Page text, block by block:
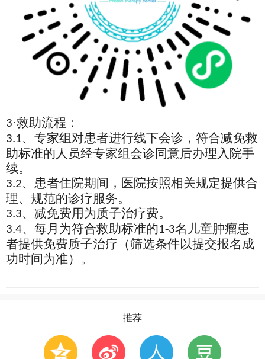
3·救助流程：
3.1、专家组对患者进行线下会诊，符合减免救
助标准的人员经专家组会诊同意后办理入院手
续。
3.2、患者住院期间，医院按照相关规定提供合
理、规范的诊疗服务。
3.3、减免费用为质子治疗费。
3.4、每月为符合救助标准的1-3名儿童肿瘤患
者提供免费质子治疗（筛选条件以提交报名成
功时间为准）。
推荐